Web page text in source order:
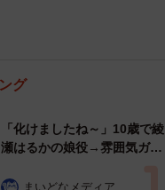
グ
「化けましたね～」10歳で綾
瀬はるかの娘役→雰囲気ガラ
雰囲気が」「宝塚に入れそ
まいどなメディア